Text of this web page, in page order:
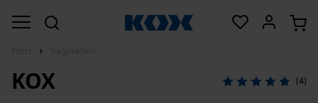
KOX (4)